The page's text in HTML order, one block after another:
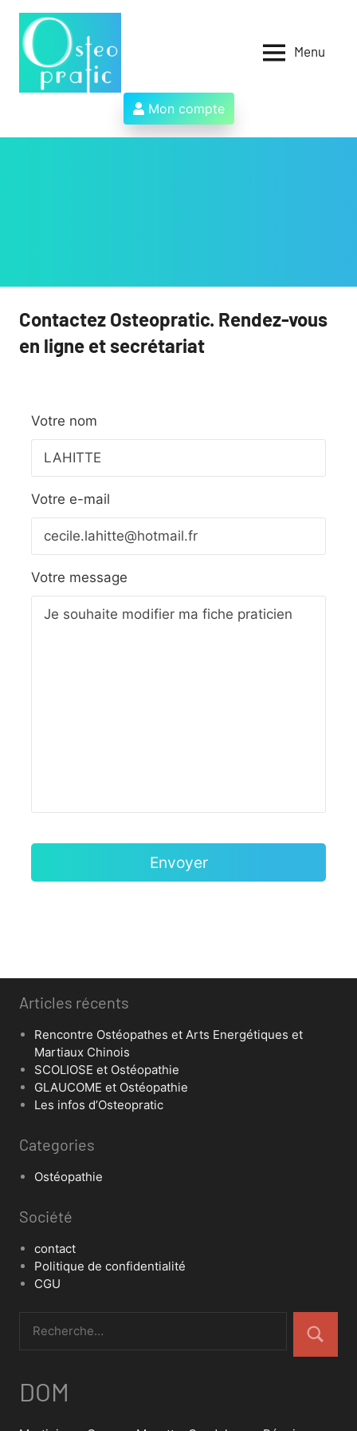
Aller
contenu
des
ostéopathes
et
Menu
Mon compte
Contactez Osteopratic. Rendez-vous
en ligne et secrétariat
Votre nom
Votre e-mail
Votre message
Articles récents
Rencontre Ostéopathes et Arts Energétiques et
Martiaux Chinois
SCOLIOSE et Ostéopathie
GLAUCOME et Ostéopathie
Les infos d’Osteopratic
Categories
Ostéopathie
Société
contact
Politique de confidentialité
CGU
DOM